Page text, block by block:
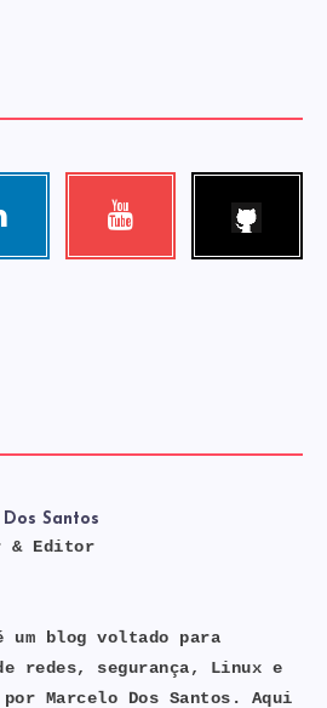
Youtube
Santos
& Editor
um blog voltado para
redes, segurança, Linux e
Marcelo Dos Santos. Aqui